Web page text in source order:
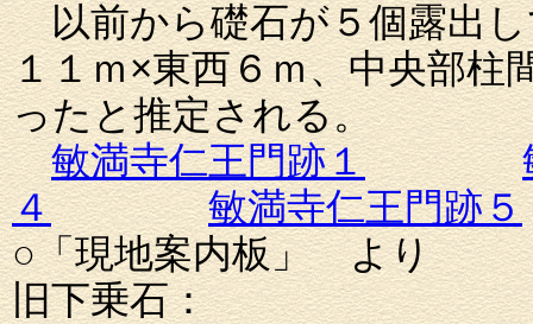
以前から礎石が５個露出し
１１ｍ×東西６ｍ、中央部柱
ったと推定される。
敏満寺仁王門跡１
４
敏満寺仁王門跡５
○「現地案内板」 より
旧下乗石：